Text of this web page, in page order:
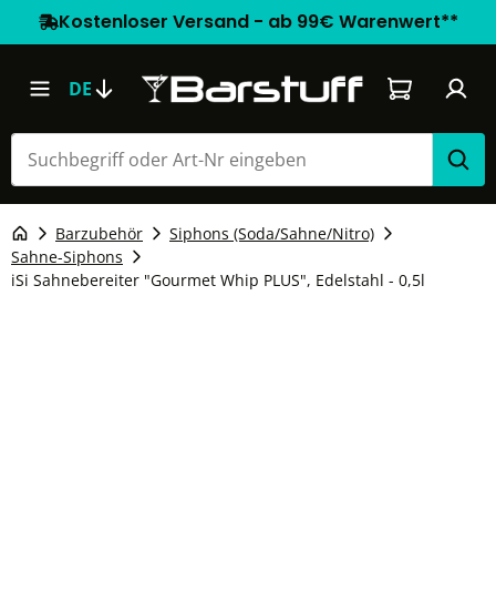
Kostenloser Versand - ab 99€ Warenwert**
DE Warenkorb
Barzubehör
Siphons (Soda/Sahne/Nitro)
Sahne-Siphons
iSi Sahnebereiter "Gourmet Whip PLUS", Edelstahl - 0,5l